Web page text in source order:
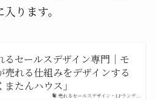
ります。
売れるセールスデザイン・LPランデ...
るセールスデザイン専門｜モ
売れる仕組みをデザインする
またんハウス」